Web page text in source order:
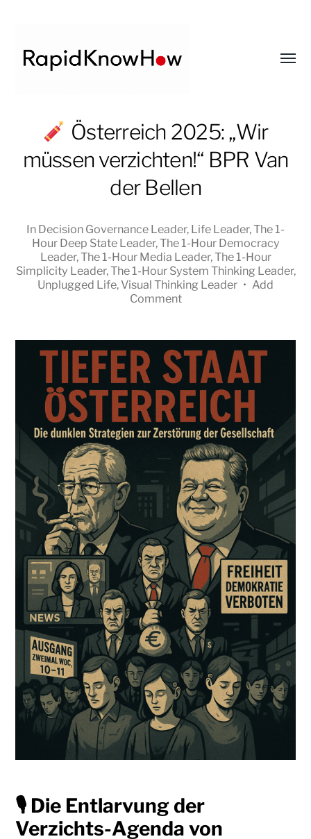
RapidKnowHow
DECISION
Österreich 2025: „Wir
müssen verzichten!“ BPR Van
der Bellen
In Decision Governance Leader, Life Leader,The 1-
Hour Deep State Leader,The 1-Hour Democracy
Leader,The 1-Hour Media Leader,The 1-Hour
Simplicity Leader,The 1-Hour System Thinking Leader,
Unplugged Life, Visual Thinking Leader • Add
Comment
🎙 Die Entlarvung der
Verzichts-Agenda von